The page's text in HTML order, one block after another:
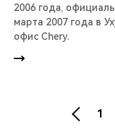
2006 года,
марта 2007 года в
офис Chery.
1